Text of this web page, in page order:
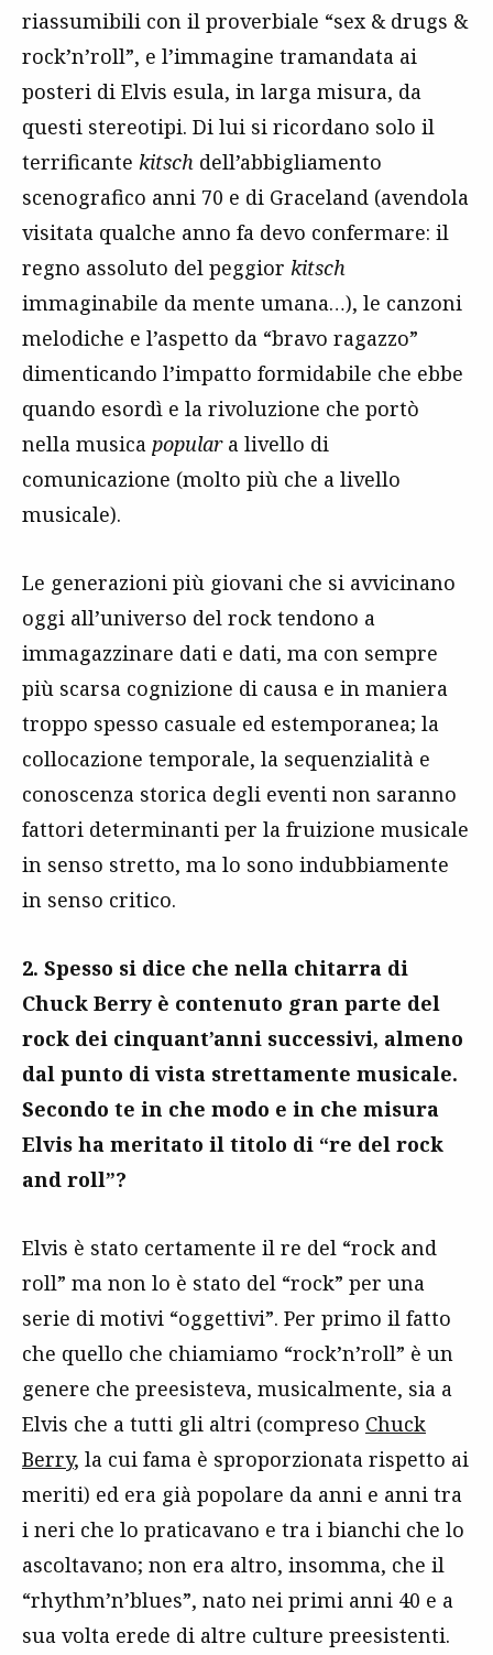
riassumibili con il proverbiale “sex & drugs &
rock’n’roll”, e l’immagine tramandata ai
posteri di Elvis esula, in larga misura, da
questi stereotipi. Di lui si ricordano solo il
terrificante kitsch dell’abbigliamento
scenografico anni 70 e di Graceland (avendola
visitata qualche anno fa devo confermare: il
regno assoluto del peggior kitsch
immaginabile da mente umana…), le canzoni
melodiche e l’aspetto da “bravo ragazzo”
dimenticando l’impatto formidabile che ebbe
quando esordì e la rivoluzione che portò
nella musica populara livello di
comunicazione (molto più che a livello
musicale).
Le generazioni più giovani che si avvicinano
oggi all’universo del rock tendono a
immagazzinare dati e dati, ma con sempre
più scarsa cognizione di causa e in maniera
troppo spesso casuale ed estemporanea; la
collocazione temporale, la sequenzialità e
conoscenza storica degli eventi non saranno
fattori determinanti per la fruizione musicale
in senso stretto, ma lo sono indubbiamente
in senso critico.
2. Spesso si dice che nella chitarra di
Chuck Berry è contenuto gran parte del
rock dei cinquant’anni successivi, almeno
dal punto di vista strettamente musicale.
Secondo te in che modo e in che misura
Elvis ha meritato il titolo di “re del rock
and roll”?
Elvis è stato certamente il re del “rock and
roll” ma non lo è stato del “rock” per una
serie di motivi “oggettivi”. Per primo il fatto
che quello che chiamiamo “rock’n’roll” è un
genere che preesisteva, musicalmente, sia a
Elvis che a tutti gli altri (compreso Chuck
Berry, la cui fama è sproporzionata rispetto ai
meriti) ed era già popolare da anni e anni tra
i neri che lo praticavano e tra i bianchi che lo
ascoltavano; non era altro, insomma, che il
“rhythm’n’blues”, nato nei primi anni 40 e a
sua volta erede di altre culture preesistenti.